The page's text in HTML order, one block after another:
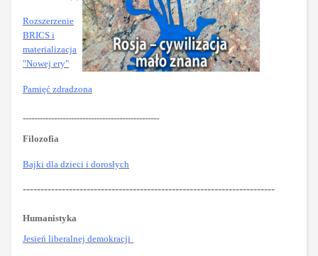
Rozszerzenie
BRICS i
materializacja
"Nowej ery"
Pamięć zdradzona
------------------------------------------------
Filozofia
Bajki dla dzieci i dorosłych
-----------------------------------------------------------------------
Humanistyka
Jesień liberalnej demokracji